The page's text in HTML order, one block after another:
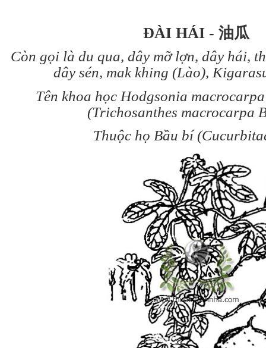
ĐÀI HÁI - 油瓜
Còn gọi là du qua, dây mỡ lợn, dây hái,
dây sén, mak khing (Lào),
Tên khoa học Hodgsonia
(Trichosanthes macrocarpa
Thuộc họ Bầu bí